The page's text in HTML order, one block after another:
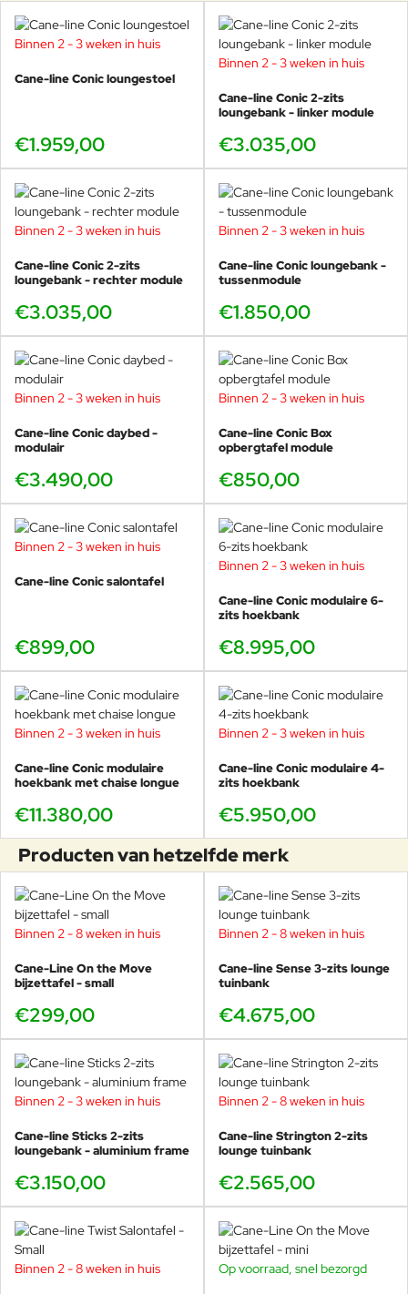
Binnen 2 - 3 weken in huis
Cane-line Conic loungestoel
€1.959,00
Binnen 2 - 3 weken in huis
Cane-line Conic 2-zits
loungebank - linker module
€3.035,00
Binnen 2 - 3 weken in huis
Cane-line Conic 2-zits
loungebank - rechter module
€3.035,00
Binnen 2 - 3 weken in huis
Cane-line Conic loungebank -
tussenmodule
€1.850,00
Binnen 2 - 3 weken in huis
Cane-line Conic daybed -
modulair
€3.490,00
Binnen 2 - 3 weken in huis
Cane-line Conic Box
opbergtafel module
€850,00
Binnen 2 - 3 weken in huis
Cane-line Conic salontafel
€899,00
Binnen 2 - 3 weken in huis
Cane-line Conic modulaire 6-
zits hoekbank
€8.995,00
Binnen 2 - 3 weken in huis
Cane-line Conic modulaire
hoekbank met chaise longue
€11.380,00
Binnen 2 - 3 weken in huis
Cane-line Conic modulaire 4-
zits hoekbank
€5.950,00
Producten van hetzelfde merk
Binnen 2 - 8 weken in huis
Cane-Line On the Move
bijzettafel - small
€299,00
Binnen 2 - 8 weken in huis
Cane-line Sense 3-zits lounge
tuinbank
€4.675,00
Binnen 2 - 3 weken in huis
Cane-line Sticks 2-zits
loungebank - aluminium frame
€3.150,00
Binnen 2 - 8 weken in huis
Cane-line Strington 2-zits
lounge tuinbank
€2.565,00
Binnen 2 - 8 weken in huis Op voorraad, snel bezorgd